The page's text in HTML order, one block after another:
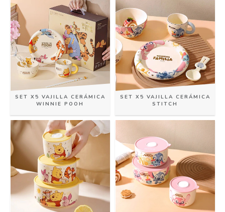
SET X5 VAJILLA CERÁMICA
WINNIE POOH
SET X5 VAJILLA CERÁMICA
STITCH